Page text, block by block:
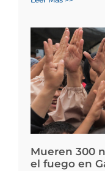
Mueren 300
el fuego en